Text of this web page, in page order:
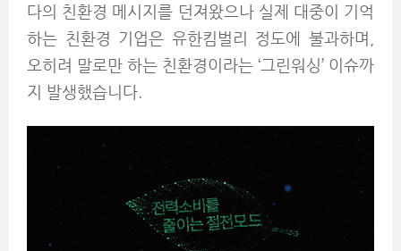
다의 친환경 메시지를 던져왔으나 실제 대중이 기억
하는 친환경 기업은 유한킴벌리 정도에 불과하며,
오히려 말로만 하는 친환경이라는 ‘그린워싱’ 이슈까
지 발생했습니다.